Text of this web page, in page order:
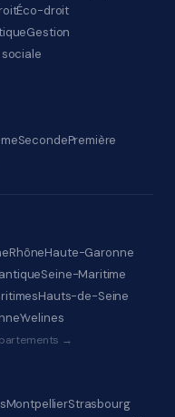
Éco-droit
Gestion
SecondePremière
RhôneHaute-Garonne
Seine-Maritime
Hauts-de-Seine
Yvelines
→
MontpellierStrasbourg